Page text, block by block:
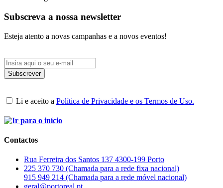
Subscreva a nossa newsletter
Esteja atento a novas campanhas e a novos eventos!
Li e aceito a Política de Privacidade e os Termos de Uso.
Contactos
Rua Ferreira dos Santos 137 4300-199 Porto
225 370 730 (Chamada para a rede fixa nacional)
915 949 214 (Chamada para a rede móvel nacional)